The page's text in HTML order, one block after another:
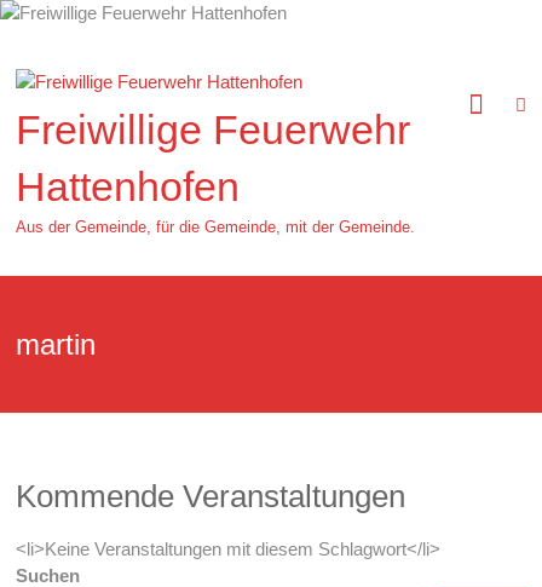
Zum
springen
Freiwillige Feuerwehr
Hattenhofen
Aus der Gemeinde, für die Gemeinde, mit der Gemeinde.
martin
Kommende Veranstaltungen
<li>Keine Veranstaltungen mit diesem Schlagwort</li>
Suchen